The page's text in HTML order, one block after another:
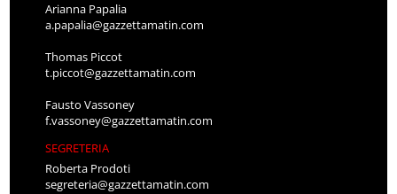
Arianna Papalia
a.papalia@gazzettamatin.com
Thomas Piccot
t.piccot@gazzettamatin.com
Fausto Vassoney
f.vassoney@gazzettamatin.com
SEGRETERIA
Roberta Prodoti
segreteria@gazzettamatin.com